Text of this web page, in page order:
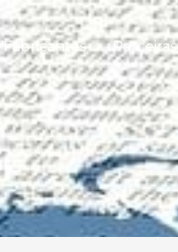
Fabricantes Parceiras